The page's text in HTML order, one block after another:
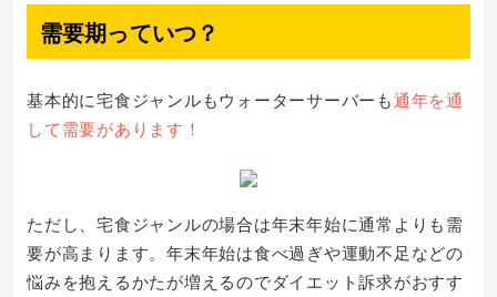
需要期っていつ？
基本的に宅食ジャンルもウォーターサーバーも通年を通
して需要があります！
ただし、宅食ジャンルの場合は年末年始に通常よりも需
要が高まります。年末年始は食べ過ぎや運動不足などの
悩みを抱えるかたが増えるのでダイエット訴求がおすす